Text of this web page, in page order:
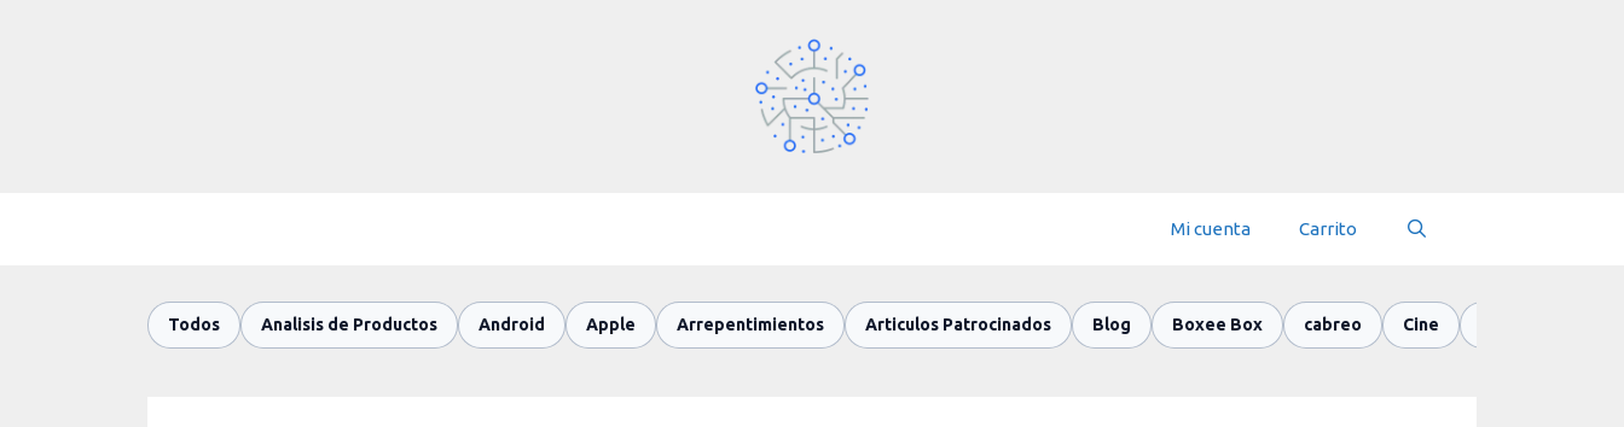
Mi cuenta Carrito
Todos Analisis de Productos Android Apple Arrepentimientos Articulos Patrocinados Blog Boxee Box cabreo Cine